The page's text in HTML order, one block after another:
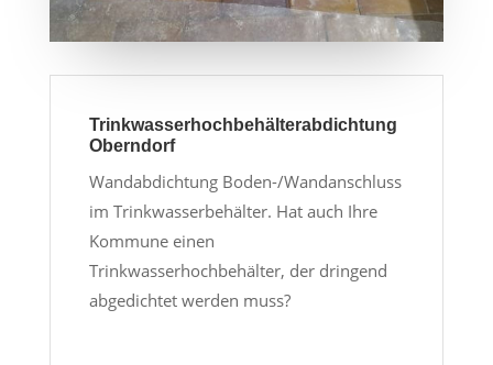
Trinkwasserhochbehälterabdichtung
Oberndorf
Wandabdichtung Boden-/Wandanschluss
im Trinkwasserbehälter. Hat auch Ihre
Kommune einen
Trinkwasserhochbehälter, der dringend
abgedichtet werden muss?